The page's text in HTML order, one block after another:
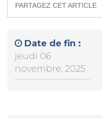
PARTAGEZ CET ARTICLE
Date de fin :
jeudi 06
novembre, 2025